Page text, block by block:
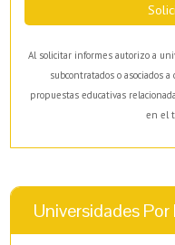
Al solicitar informes autorizo a
subcontratados o asociados
propuestas educativas
en el
Universidades